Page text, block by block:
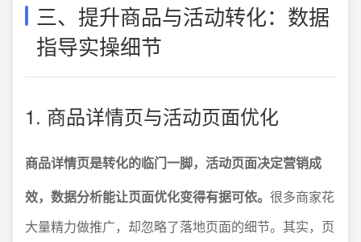
三、提升商品与活动转化：数据
指导实操细节
1. 商品详情页与活动页面优化
商品详情页是转化的临门一脚，活动页面决定营销成
效，数据分析能让页面优化变得有据可依。 很多商家花
大量精力做推广，却忽略了落地页面的细节。其实，页